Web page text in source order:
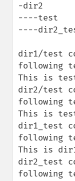
-dir2
----test
----
dir1/test
following
This is
dir2/test
following
This is
dir1_test
following
This is
dir2_test
following